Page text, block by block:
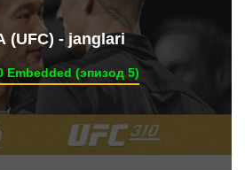
- janglari
Embedded (эпизод 5)